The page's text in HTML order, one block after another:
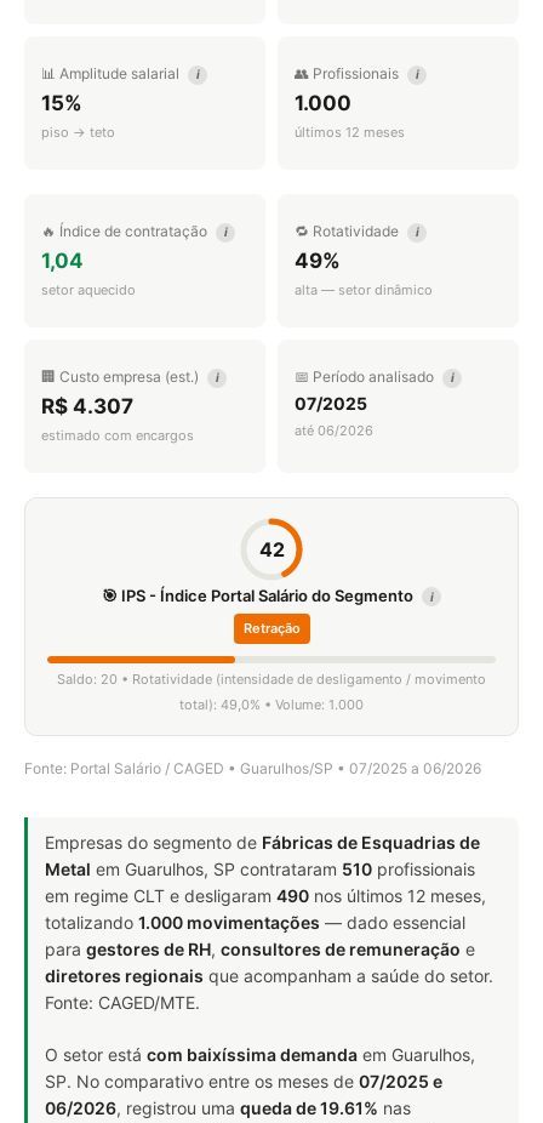
📊 Amplitude salarial i
15%
piso → teto
👥 Profissionais i
1.000
últimos 12 meses
🔥 Índice de contratação i
1,04
setor aquecido
🔁 Rotatividade i
49%
alta — setor dinâmico
🏢 Custo empresa (est.) i
R$ 4.307
estimado com encargos
📅 Período analisado i
07/2025
até 06/2026
42
🎯 IPS - Índice Portal Salário do Segmento i
Retração
Saldo: 20 • Rotatividade (intensidade de desligamento / movimento
total): 49,0% • Volume: 1.000
Fonte: Portal Salário / CAGED • Guarulhos/SP • 07/2025 a 06/2026
Empresas do segmento de Fábricas de Esquadrias de
Metal em Guarulhos, SP contrataram 510 profissionais
em regime CLT e desligaram 490 nos últimos 12 meses,
totalizando 1.000 movimentações — dado essencial
para gestores de RH, consultores de remuneração e
diretores regionais que acompanham a saúde do setor.
Fonte: CAGED/MTE.
O setor está com baixíssima demanda em Guarulhos,
SP. No comparativo entre os meses de 07/2025 e
06/2026, registrou uma queda de 19.61% nas